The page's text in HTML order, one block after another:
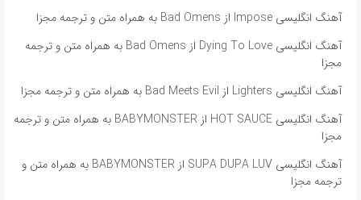
آهنگ انگلیسی Impose از Bad Omens به همراه متن و ترجمه مجزا
آهنگ انگلیسی Dying To Love از Bad Omens به همراه متن و ترجمه
مجزا
آهنگ انگلیسی Lighters از Bad Meets Evil به همراه متن و ترجمه مجزا
آهنگ انگلیسی HOT SAUCE از BABYMONSTER به همراه متن و ترجمه
مجزا
آهنگ انگلیسی SUPA DUPA LUV از BABYMONSTER به همراه متن و
ترجمه مجزا